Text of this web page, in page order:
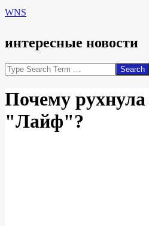
WNS
интересные новости
Search
Почему
"Лайф"?